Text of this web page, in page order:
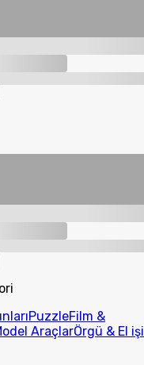
PuzzleFilm &
AraçlarÖrgü & El işi